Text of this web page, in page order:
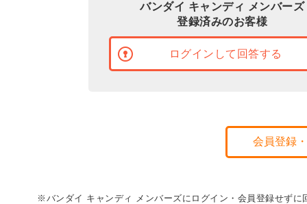
バンダイ キャンディ メンバーズ
登録済みのお客様
ログインして回答する
会員登録
※バンダイ キャンディ メンバーズにログイン・会員登録せず